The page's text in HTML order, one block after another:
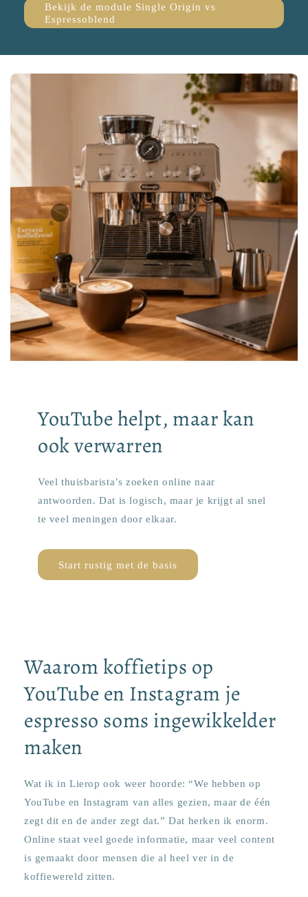
Bekijk de module Single Origin vs
Espressoblend
YouTube helpt, maar kan
ook verwarren
Veel thuisbarista’s zoeken online naar
antwoorden. Dat is logisch, maar je krijgt al snel
te veel meningen door elkaar.
Start rustig met de basis
Waarom koffietips op
YouTube en Instagram je
espresso soms ingewikkelder
maken
Wat ik in Lierop ook weer hoorde: “We hebben op
YouTube en Instagram van alles gezien, maar de één
zegt dit en de ander zegt dat.” Dat herken ik enorm.
Online staat veel goede informatie, maar veel content
is gemaakt door mensen die al heel ver in de
koffiewereld zitten.